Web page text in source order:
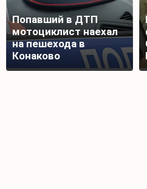
Попавший в ДТП
мотоциклист наехал
на пешехода в
Конаково